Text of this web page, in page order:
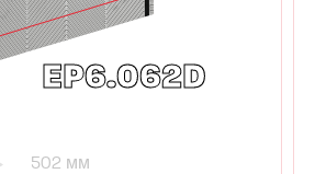
EP6.062D
502 мм